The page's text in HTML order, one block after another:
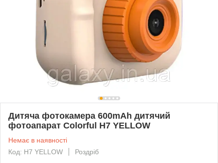
Дитяча фотокамера 600mAh дитячий
фотоапарат Colorful H7 YELLOW
Немає в наявності
Код: H7 YELLOW
Роздріб